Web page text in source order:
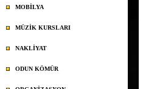
MOBİLYA
MÜZİK KURSLARI
NAKLİYAT
ODUN KÖMÜR